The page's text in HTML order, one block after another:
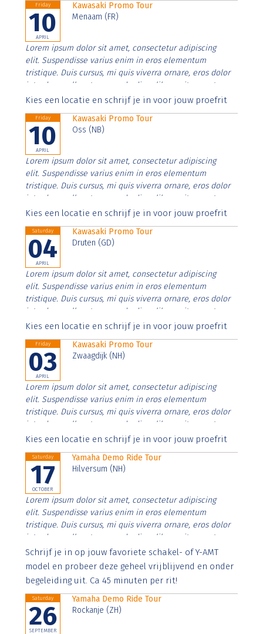
Friday
10
APRIL
Kawasaki Promo Tour
Menaam (FR)
Lorem ipsum dolor sit amet, consectetur adipiscing
elit. Suspendisse varius enim in eros elementum
tristique. Duis cursus, mi quis viverra ornare, eros dolor
interdum nulla, ut commodo diam libero vitae erat.
Aenean faucibus nibh et justo cursus id rutrum lorem
Kies een locatie en schrijf je in voor jouw proefrit
Friday
10
APRIL
Kawasaki Promo Tour
Oss (NB)
Lorem ipsum dolor sit amet, consectetur adipiscing
elit. Suspendisse varius enim in eros elementum
tristique. Duis cursus, mi quis viverra ornare, eros dolor
interdum nulla, ut commodo diam libero vitae erat.
Aenean faucibus nibh et justo cursus id rutrum lorem
Kies een locatie en schrijf je in voor jouw proefrit
Saturday
04
APRIL
Kawasaki Promo Tour
Druten (GD)
Lorem ipsum dolor sit amet, consectetur adipiscing
elit. Suspendisse varius enim in eros elementum
tristique. Duis cursus, mi quis viverra ornare, eros dolor
interdum nulla, ut commodo diam libero vitae erat.
Aenean faucibus nibh et justo cursus id rutrum lorem
Kies een locatie en schrijf je in voor jouw proefrit
Friday
03
APRIL
Kawasaki Promo Tour
Zwaagdijk (NH)
Lorem ipsum dolor sit amet, consectetur adipiscing
elit. Suspendisse varius enim in eros elementum
tristique. Duis cursus, mi quis viverra ornare, eros dolor
interdum nulla, ut commodo diam libero vitae erat.
Aenean faucibus nibh et justo cursus id rutrum lorem
Kies een locatie en schrijf je in voor jouw proefrit
Saturday
17
OCTOBER
Yamaha Demo Ride Tour
Hilversum (NH)
Lorem ipsum dolor sit amet, consectetur adipiscing
elit. Suspendisse varius enim in eros elementum
tristique. Duis cursus, mi quis viverra ornare, eros dolor
interdum nulla, ut commodo diam libero vitae erat.
Aenean faucibus nibh et justo cursus id rutrum lorem
imperdiet. Nunc ut sem vitae risus tristique posuere.
Schrijf je in op jouw favoriete schakel- of Y-AMT
model en probeer deze geheel vrijblijvend en onder
begeleiding uit. Ca 45 minuten per rit!
Saturday
26
SEPTEMBER
Yamaha Demo Ride Tour
Rockanje (ZH)